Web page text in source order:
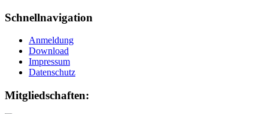
Schnellnavigation
Anmeldung
Download
Impressum
Datenschutz
Mitgliedschaften: